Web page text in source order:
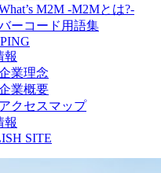
M2M -M2Mとは?-
ーコード用語集
報
業理念
業概要
アクセスマップ
報
SITE